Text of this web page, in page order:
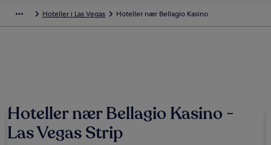
Hoteller i Las Vegas Hoteller nær Bellagio Kasino
Hoteller nær Bellagio Kasino -
Las Vegas Strip